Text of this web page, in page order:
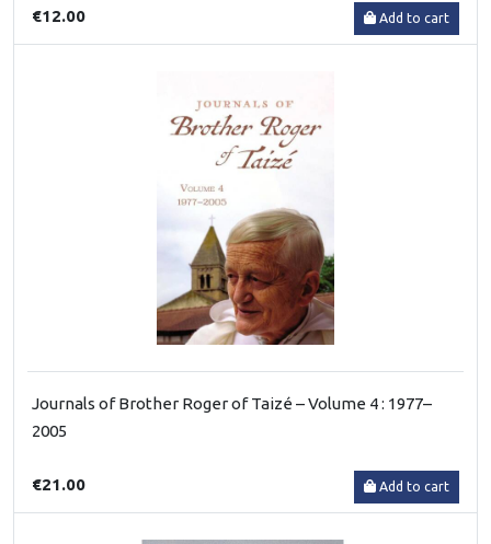
€12.00 Add to cart
Journals of Brother Roger of Taizé – Volume 4 : 1977–
2005
€21.00 Add to cart